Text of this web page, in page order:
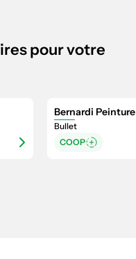
pour votre
Bernardi
Bullet
COOP